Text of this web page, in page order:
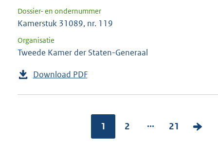
Dossier- en ondernummer
Kamerstuk 31089, nr. 119
Organisatie
Tweede Kamer der Staten-Generaal
Download PDF
1 2 ... 21
V